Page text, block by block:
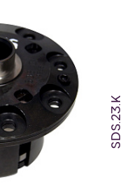
SDS.23.K